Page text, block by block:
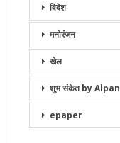
विदेश
मनोरंजन
खेल
शुभ संकेत by
epaper